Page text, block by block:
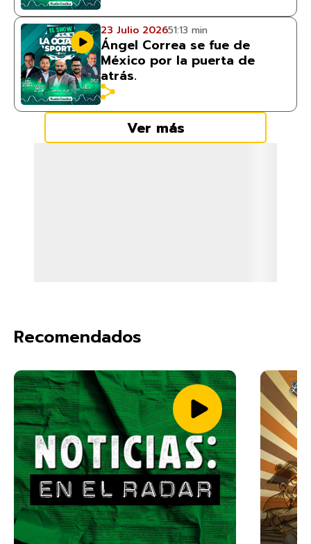
23 Julio 202651:13 min
Ángel Correa se fue de
México por la puerta de
atrás.
Ver más
Recomendados